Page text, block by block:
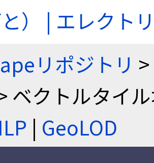
） | エレクト
リポジトリ >
ベクトルタイ
| GeoLOD